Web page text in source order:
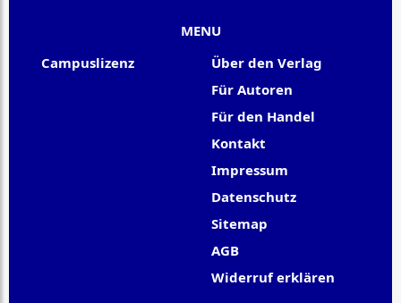
MENU
Campuslizenz
Über den Verlag
Für Autoren
Für den Handel
Kontakt
Impressum
Datenschutz
Sitemap
AGB
Widerruf erklären